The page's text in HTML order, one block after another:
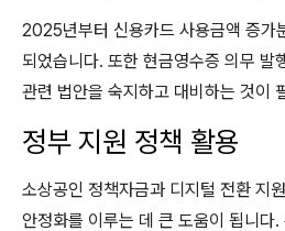
2025년부터 신용카드 사용금액 증가
되었습니다. 또한 현금영수증 의무 발
관련 법안을 숙지하고 대비하는 것이
정부 지원 정책 활용
소상공인 정책자금과 디지털 전환 지
안정화를 이루는 데 큰 도움이 됩니다